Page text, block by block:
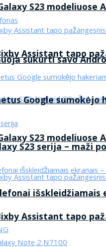
sukurti savo
S23 modeliuose
Assistant tapo
S23 modeliuose
Assistant tapo
Google
S23 serija – maži
išskleidžiamais
Note 2 N7100